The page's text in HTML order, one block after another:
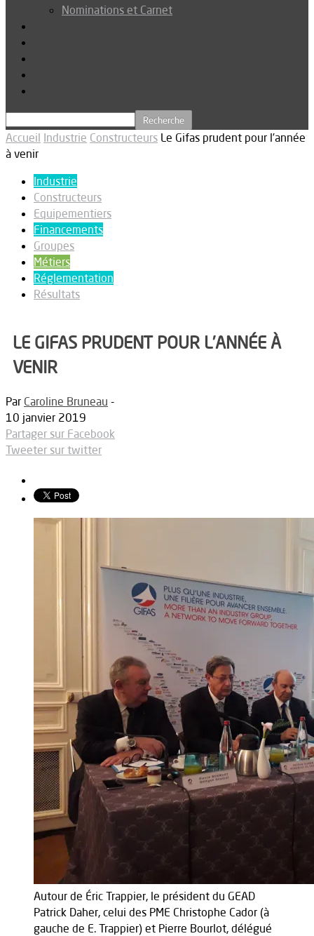
Nominations et Carnet
Accueil Industrie Constructeurs Le Gifas prudent pour l’année
à venir
Industrie
Constructeurs
Equipementiers
Financements
Groupes
Métiers
Réglementation
Résultats
LE GIFAS PRUDENT POUR L’ANNÉE À
VENIR
Par Caroline Bruneau -
10 janvier 2019
Partager sur Facebook
Tweeter sur twitter
Autour de Éric Trappier, le président du GEAD
Patrick Daher, celui des PME Christophe Cador (à
gauche de E. Trappier) et Pierre Bourlot, délégué